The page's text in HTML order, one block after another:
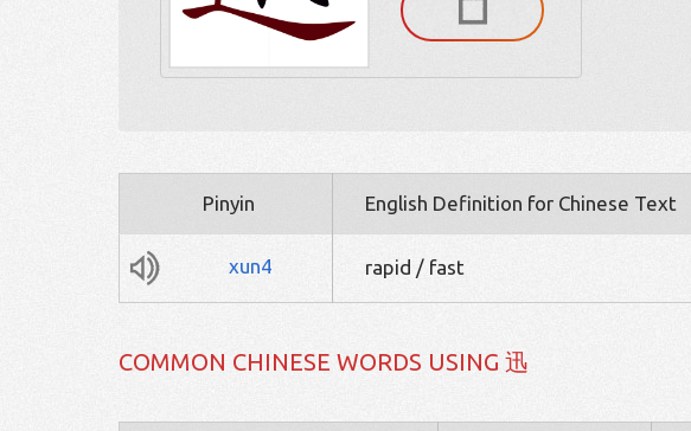
Pinyin English Definition for Chinese Text
xun4 rapid / fast
COMMON CHINESE WORDS USING 迅